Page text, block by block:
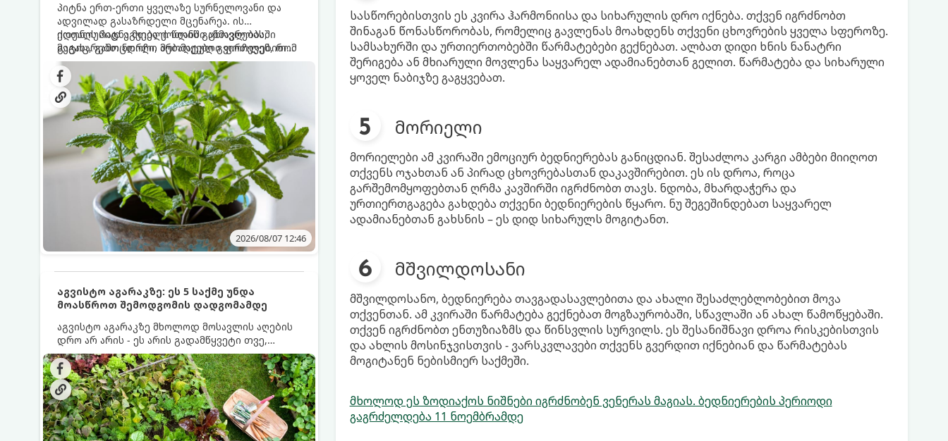
პიტნა ერთ-ერთი ყველაზე სურნელოვანი და
ადვილად გასაზრდელი მცენარეა. ის
იდეალურად ეგუება ქოთანში ცხოვრებას,
მეტიც, გამოცდილი მებაღეები გვირჩევენ, რომ
პიტნა მხოლოდ ქოთანში მოვიყვანოთ, რადგან
ღია გრუნტში (ბაღში) დარგვისას ის ფესვებით
ძალიან სწრაფად ვრცელდება და სხვა
მცენარეებს ავიწროებს.
ქოთნის პიტნა მთელი წლის განმავლობაში
გაგახარებთ ნორჩი, არომატული ფოთლებით
ჩაის, ლიმონათისა თუ კერძებისთვის.
2026/08/07 12:46
აგვისტო აგარაკზე: ეს 5 საქმე უნდა
მოასწროთ შემოდგომის დადგომამდე
აგვისტო აგარაკზე მხოლოდ მოსავლის აღების
დრო არ არის - ეს არის გადამწყვეტი თვე,
როდესაც საფუძველი ეყრება მომავალი წლის
მოსავალს და ბაღი მზადდება შემოდგომა-
ზამთრის სეზონისთვის. იმისათვის, რომ
ნიადაგმა ენერგია აღიდგინოს, ხოლო
მცენარეებმა ზამთარს გაუძლონ, აგვისტოს
ბოლომდე 5 მნიშვნელოვანი საქმის გაკეთება
უნდა მოასწროთ:
სასწორებისთვის ეს კვირა ჰარმონიისა და სიხარულის დრო იქნება. თქვენ იგრძნობთ
შინაგან წონასწორობას, რომელიც გავლენას მოახდენს თქვენი ცხოვრების ყველა სფეროზე.
სამსახურში და ურთიერთობებში წარმატებები გექნებათ. ალბათ დიდი ხნის ნანატრი
შერიგება ან მხიარული მოვლენა საყვარელ ადამიანებთან გელით. წარმატება და სიხარული
ყოველ ნაბიჯზე გაგყვებათ.
მორიელი
მორიელები ამ კვირაში ემოციურ ბედნიერებას განიცდიან. შესაძლოა კარგი ამბები მიიღოთ
თქვენს ოჯახთან ან პირად ცხოვრებასთან დაკავშირებით. ეს ის დროა, როცა
გარშემომყოფებთან ღრმა კავშირში იგრძნობთ თავს. ნდობა, მხარდაჭერა და
ურთიერთგაგება გახდება თქვენი ბედნიერების წყარო. ნუ შეგეშინდებათ საყვარელ
ადამიანებთან გახსნის – ეს დიდ სიხარულს მოგიტანთ.
მშვილდოსანი
მშვილდოსანო, ბედნიერება თავგადასავლებითა და ახალი შესაძლებლობებით მოვა
თქვენთან. ამ კვირაში წარმატება გექნებათ მოგზაურობაში, სწავლაში ან ახალ წამოწყებაში.
თქვენ იგრძნობთ ენთუზიაზმს და წინსვლის სურვილს. ეს შესანიშნავი დროა რისკებისთვის
და ახლის მოსინჯვისთვის - ვარსკვლავები თქვენს გვერდით იქნებიან და წარმატებას
მოგიტანენ ნებისმიერ საქმეში.
მხოლოდ ეს ზოდიაქოს ნიშნები იგრძნობენ ვენერას მაგიას. ბედნიერების პერიოდი
გაგრძელდება 11 ნოემბრამდე